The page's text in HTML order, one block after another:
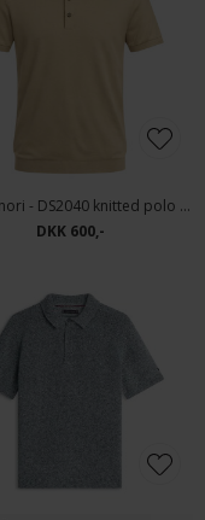
Due Signori - DS2040 knitted polo | Polo T-shirt Beige
DKK 600,-